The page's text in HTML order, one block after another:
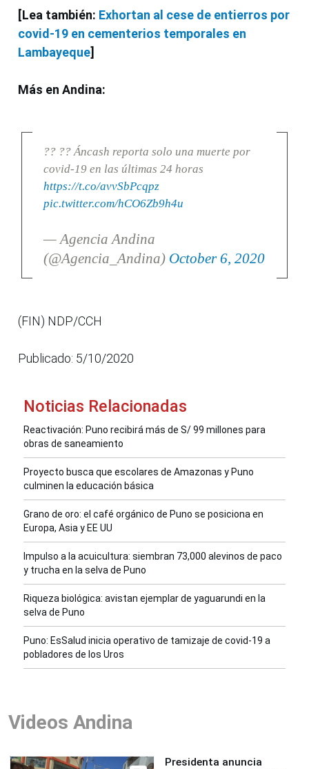
[Lea también: Exhortan al cese de entierros por
covid-19 en cementerios temporales en
Lambayeque]
Más en Andina:
?? ?? Áncash reporta solo una muerte por
covid-19 en las últimas 24 horas
https://t.co/avvSbPcqpz
pic.twitter.com/hCO6Zb9h4u
— Agencia Andina
(@Agencia_Andina) October 6, 2020
(FIN) NDP/CCH
Publicado: 5/10/2020
Noticias Relacionadas
Reactivación: Puno recibirá más de S/ 99 millones para
obras de saneamiento
Proyecto busca que escolares de Amazonas y Puno
culminen la educación básica
Grano de oro: el café orgánico de Puno se posiciona en
Europa, Asia y EE UU
Impulso a la acuicultura: siembran 73,000 alevinos de paco
y trucha en la selva de Puno
Riqueza biológica: avistan ejemplar de yaguarundi en la
selva de Puno
Puno: EsSalud inicia operativo de tamizaje de covid-19 a
pobladores de los Uros
Videos Andina
Presidenta anuncia